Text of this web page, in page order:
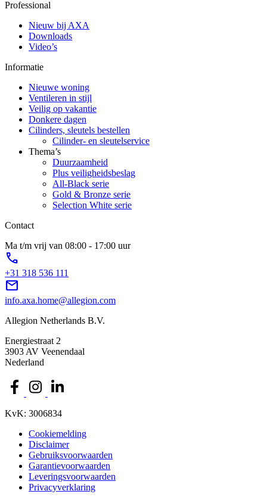
Professional
Nieuw bij AXA
Downloads
Video’s
Informatie
Nieuwe woning
Ventileren in stijl
Veilig op vakantie
Donkere dagen
Cilinders, sleutels bestellen
Cilinder- en sleutelservice
Thema’s
Duurzaamheid
Plus veiligheidsbeslag
All-Black serie
Gold & Bronze serie
Selection White serie
Contact
Ma t/m vrij van 08:00 - 17:00 uur
phone
+31 318 536 111
mail
info.axa.home@allegion.com
Allegion Netherlands B.V.
Energiestraat 2
3903 AV Veenendaal
Nederland
KvK: 3006834
Cookiemelding
Disclaimer
Gebruiksvoorwaarden
Garantievoorwaarden
Leveringsvoorwaarden
Privacyverklaring